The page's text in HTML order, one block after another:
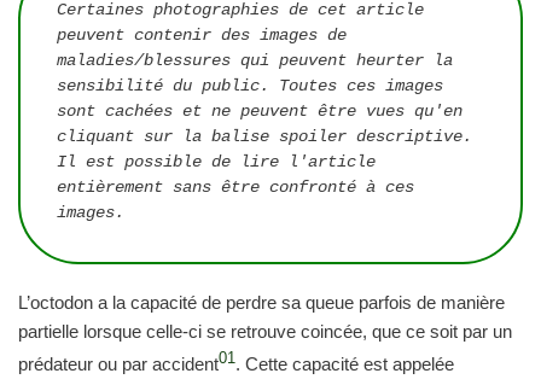
Certaines photographies de cet article
peuvent contenir des images de
maladies/blessures qui peuvent heurter la
sensibilité du public. Toutes ces images
sont cachées et ne peuvent être vues qu'en
cliquant sur la balise spoiler descriptive.
Il est possible de lire l'article
entièrement sans être confronté à ces
images.
L’octodon a la capacité de perdre sa queue parfois de manière
partielle lorsque celle-ci se retrouve coincée, que ce soit par un
prédateur ou par accident01. Cette capacité est appelée